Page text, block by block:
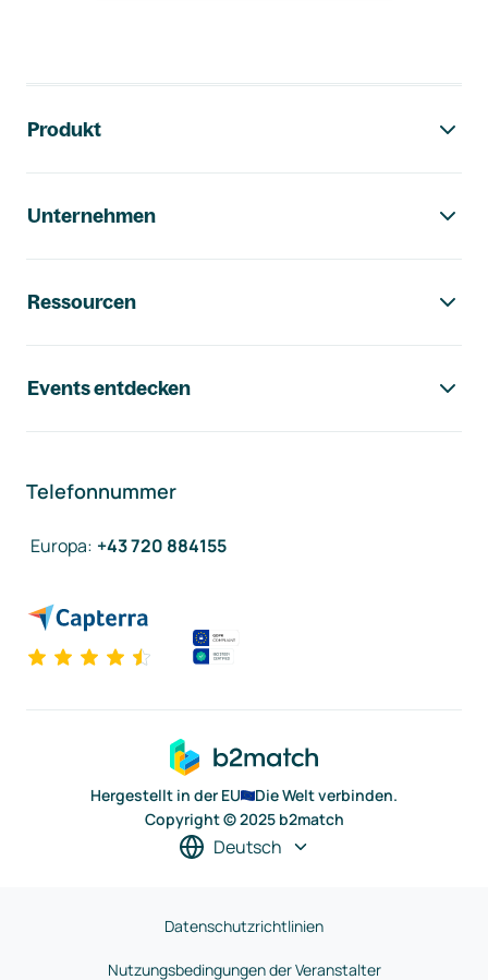
Produkt
Unternehmen
Ressourcen
Events entdecken
Telefonnummer
Europa: +43 720 884155
Hergestellt in der EU
Die Welt verbinden.
Copyright © 2025 b2match
Deutsch
Datenschutzrichtlinien
Nutzungsbedingungen der Veranstalter